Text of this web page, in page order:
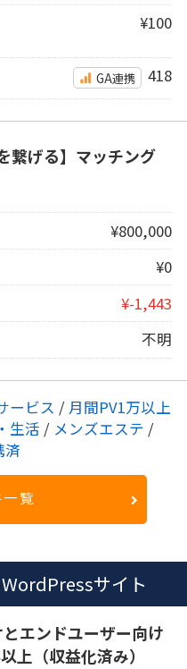
¥100
GA連携 418
繋げる】マッチング
¥800,000
¥0
¥-1,443
不明
ービス / 月間PV1万以上
生活 / メンズエステ /
済
覧
サイト
エンドユーザー向け
（収益化済み）